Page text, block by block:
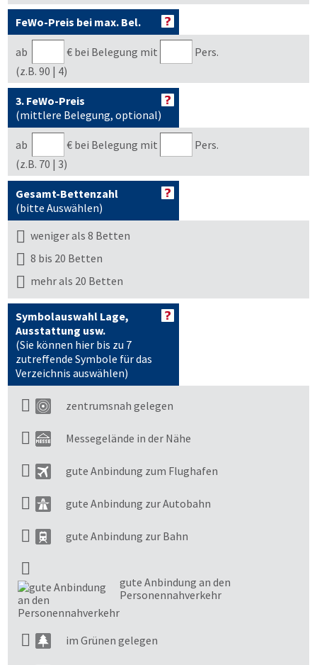
FeWo-Preis bei max. Bel.
ab € bei Belegung mit
Pers.
(z.B. 90 | 4)
3. FeWo-Preis
(mittlere Belegung, optional)
ab € bei Belegung mit
Pers.
(z.B. 70 | 3)
Gesamt-Bettenzahl
(bitte Auswählen)
weniger als 8 Betten
8 bis 20 Betten
mehr als 20 Betten
Symbolauswahl Lage,
Ausstattung usw.
(Sie können hier bis zu 7
zutreffende Symbole für das
Verzeichnis auswählen)
zentrumsnah gelegen
Messegelände in der Nähe
gute Anbindung zum Flughafen
gute Anbindung zur Autobahn
gute Anbindung zur Bahn
gute Anbindung an den
Personennahverkehr
im Grünen gelegen